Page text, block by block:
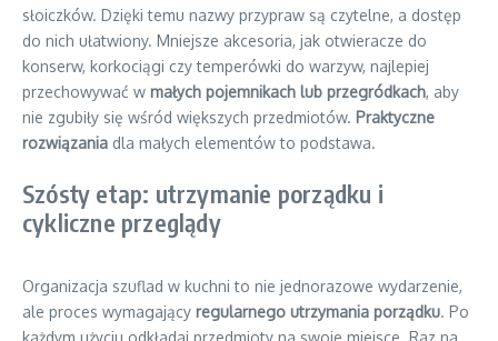
słoiczków. Dzięki temu nazwy przypraw są czytelne, a dostęp
do nich ułatwiony. Mniejsze akcesoria, jak otwieracze do
konserw, korkociągi czy temperówki do warzyw, najlepiej
przechowywać w małych pojemnikach lub przegródkach, aby
nie zgubiły się wśród większych przedmiotów. Praktyczne
rozwiązania dla małych elementów to podstawa.
Szósty etap: utrzymanie porządku i
cykliczne przeglądy
Organizacja szuflad w kuchni to nie jednorazowe wydarzenie,
ale proces wymagający regularnego utrzymania porządku. Po
każdym użyciu odkładaj przedmioty na swoje miejsce. Raz na